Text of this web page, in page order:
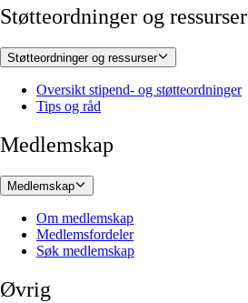
Støtteordninger og ressurser
Støtteordninger og ressurser
Oversikt stipend- og støtteordninger
Tips og råd
Medlemskap
Medlemskap
Om medlemskap
Medlemsfordeler
Søk medlemskap
Øvrig